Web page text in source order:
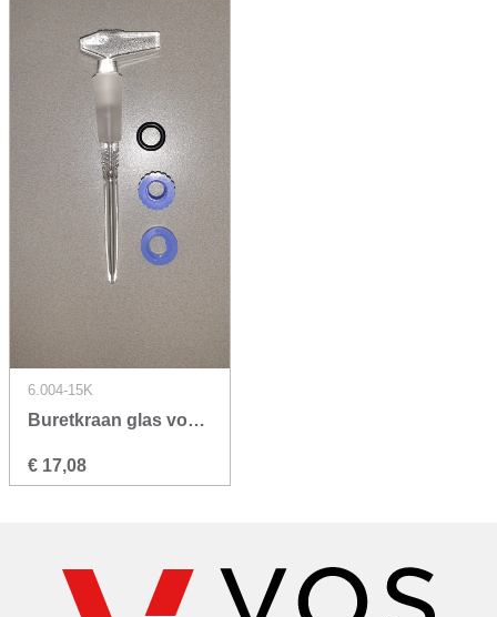
6.004-15K
Buretkraan glas voor BUR-50-ZG
€ 17,08